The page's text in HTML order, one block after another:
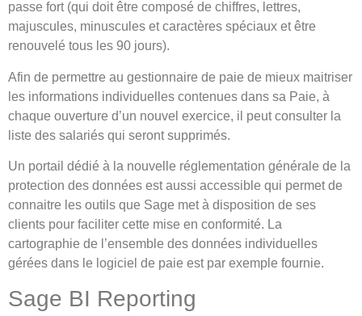
passe fort (qui doit être composé de chiffres, lettres,
majuscules, minuscules et caractères spéciaux et être
renouvelé tous les 90 jours).
Afin de permettre au gestionnaire de paie de mieux maitriser
les informations individuelles contenues dans sa Paie, à
chaque ouverture d’un nouvel exercice, il peut consulter la
liste des salariés qui seront supprimés.
Un portail dédié à la nouvelle réglementation générale de la
protection des données est aussi accessible qui permet de
connaitre les outils que Sage met à disposition de ses
clients pour faciliter cette mise en conformité. La
cartographie de l’ensemble des données individuelles
gérées dans le logiciel de paie est par exemple fournie.
Sage BI Reporting